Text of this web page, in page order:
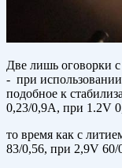
Две лишь оговорки
- при
подобное к
0,23/0,9А, при 1.2V
то время как с
83/0,56, при 2,9V